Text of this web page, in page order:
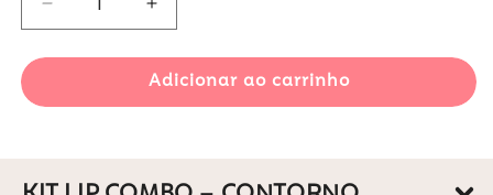
Diminuir
a
quantidade
Kit
Aumentar
a
quantidade
de
Kit
Adicionar ao carrinho